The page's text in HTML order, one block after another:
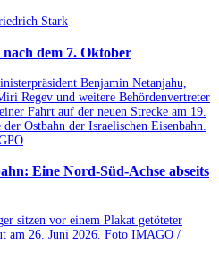
nach dem 7. Oktober
Eine Nord-Süd-Achse abseits